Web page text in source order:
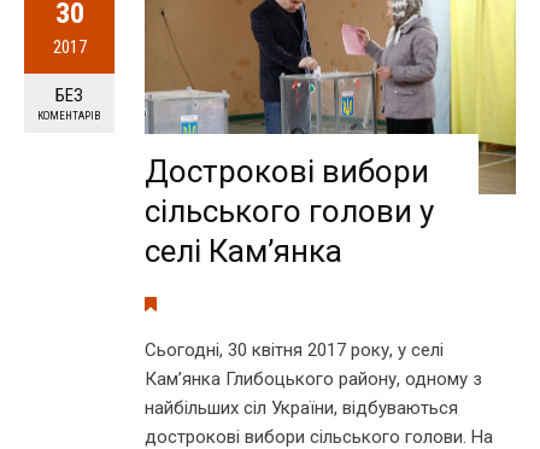
30
2017
БЕЗ
КОМЕНТАРІВ
Дострокові вибори
сільського голови у
селі Кам’янка
Cьогодні, 30 квітня 2017 року, у селі
Кам’янка Глибоцького району, одному з
найбільших сіл України, відбуваються
дострокові вибори сільського голови. На